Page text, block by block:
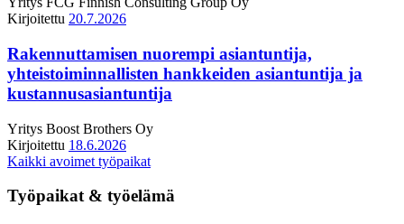
Kirjoitettu 20.7.2026
Rakennuttamisen nuorempi asiantuntija,
yhteistoiminnallisten hankkeiden asiantuntija ja
kustannusasiantuntija
Yritys Boost Brothers Oy
Kirjoitettu 18.6.2026
Kaikki avoimet työpaikat
Työpaikat & työelämä